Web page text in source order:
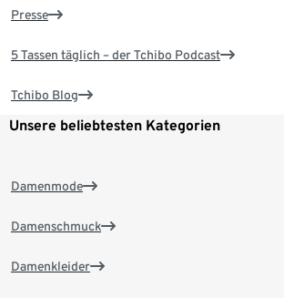
Presse
5 Tassen täglich – der Tchibo Podcast
Tchibo Blog
Unsere beliebtesten Kategorien
Damenmode
Damenschmuck
Damenkleider